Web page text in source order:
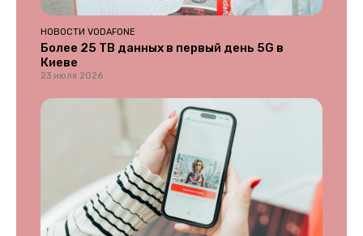
НОВОСТИ VODAFONE
Более 25 ТВ данных в первый день 5G в
Киеве
23 июля 2026